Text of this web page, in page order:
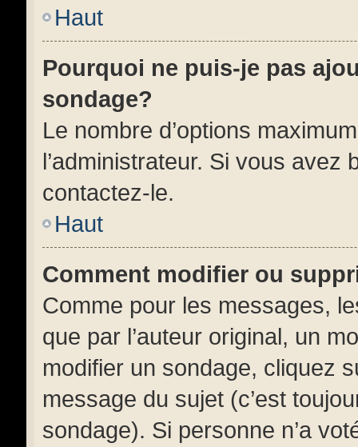
Haut
Pourquoi ne puis-je pas
sondage?
Le nombre d’options
l’administrateur. Si vous avez
contactez-le.
Haut
Comment modifier ou
Comme pour les messages,
que par l’auteur original, un
modifier un sondage, cliquez
message du sujet (c’est
sondage). Si personne n’a